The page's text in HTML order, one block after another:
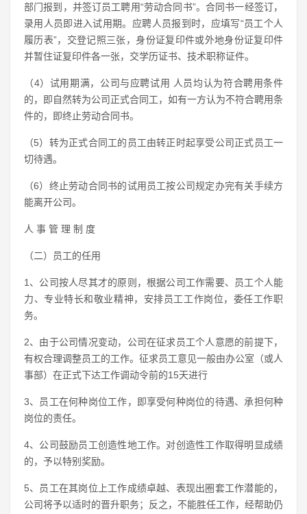
部门报到，并签订员工聘用“劳动合同书”。合同书一经签订，
录用人员即进入试用期。应聘人员报到时，应填写“员工个人
履历表”，交登记照三张，身份证复印件或外地身份证复印件
并暂住证复印件各一张，交学历证书、技术职称证件。
（4）试用期满，公司与应聘试用 人员均认为符合聘用条件
的，即自然转为公司正式合同工，如有一方认为不符合聘用条
件的，即终止劳动合同书。
（5）转为正式合同工的员工由转正时起享受公司正式员工一
切待遇。
（6）终止劳动合同书的试用员工按公司规定办完有关手续方
能离开公司。
人 事 管 理 制 度
（二）员工的任用
1、公司按人尽其才的原则，根据公司工作需要、员工个人能
力、专业特长和敬业精神，安排员工工作岗位，委任工作职
务。
2、由于公司情况变动，公司在征求员工个人意愿的前提下，
有权合理调整员工的工作。征求员工意见一般由办公室（或人
事部）在正式下达工作调动令前的15天进行
3、员工在何种岗位工作，即享受何种岗位的待遇、承担何种
岗位的责任。
4、公司鼓励员工创造性地工作。对创造性工作取得明显成绩
的，予以特别奖励。
5、员工在其岗位上工作成绩卓越、表现出圈套工作潜能的，
公司将予以适时的晋升职务；反之，不能胜任工作，经帮助仍